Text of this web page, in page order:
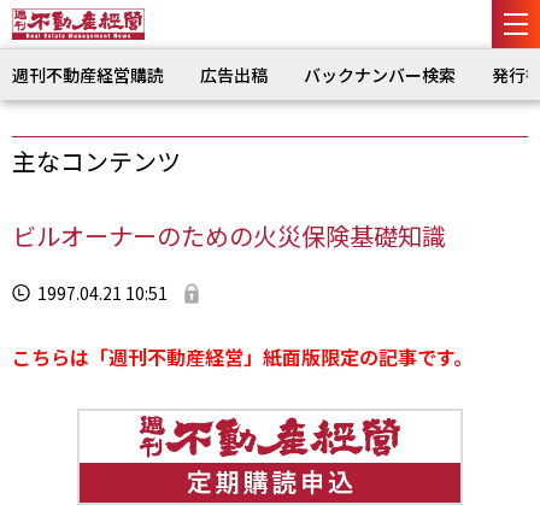
週刊不動産経営購読 広告出稿 バックナンバー検索 発行
主なコンテンツ
ビルオーナーのための火災保険基礎知識
1997.04.21 10:51
こちらは「週刊不動産経営」紙面版限定の記事です。